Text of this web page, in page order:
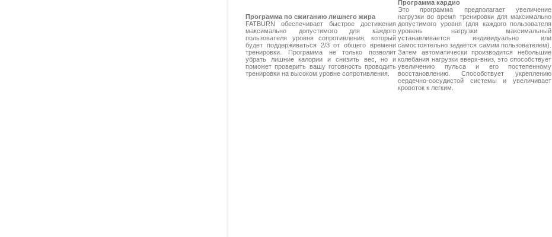
Программа по сжиганию лишнего жира
FATBURN обеспечивает быстрое достижения
максимально допустимого для каждого
пользователя уровня сопротивления, который
будет поддерживаться 2/3 от общего времени
тренировки. Программа не только позволит
убрать лишние калории и снизить вес, но и
поможет проверить вашу готовность проводить
тренировки на высоком уровне сопротивления.
Программа кардио
Это программа предполагает увеличение
нагрузки во время тренировки для максимально
допустимого уровня (для каждого пользователя
уровень нагрузки максимальный
устанавливается индивидуально или
самостоятельно задается самим пользователем).
Затем автоматически производится небольшие
колебания нагрузки вверх-вниз, это способствует
увеличению пульса и его постепенному
восстановлению. Способствует укреплению
сердечно-сосудистой системы и увеличивает
кровоток к легким.